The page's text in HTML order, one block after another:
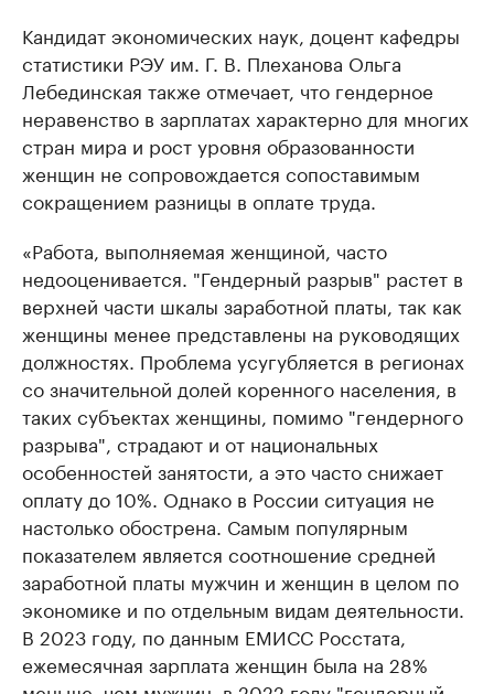
Кандидат экономических наук, доцент кафедры
статистики РЭУ им. Г. В. Плеханова Ольга
Лебединская также отмечает, что гендерное
неравенство в зарплатах характерно для многих
стран мира и рост уровня образованности
женщин не сопровождается сопоставимым
сокращением разницы в оплате труда.
«Работа, выполняемая женщиной, часто
недооценивается. "Гендерный разрыв" растет в
верхней части шкалы заработной платы, так как
женщины менее представлены на руководящих
должностях. Проблема усугубляется в регионах
со значительной долей коренного населения, в
таких субъектах женщины, помимо "гендерного
разрыва", страдают и от национальных
особенностей занятости, а это часто снижает
оплату до 10%. Однако в России ситуация не
настолько обострена. Самым популярным
показателем является соотношение средней
заработной платы мужчин и женщин в целом по
экономике и по отдельным видам деятельности.
В 2023 году, по данным ЕМИСС Росстата,
ежемесячная зарплата женщин была на 28%